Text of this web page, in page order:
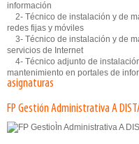
información
2- Técnico de instalación y de
redes fijas y móviles
3- Técnico de instalación y de
servicios de Internet
4- Técnico adjunto de
mantenimiento en portales de
asignaturas
FP Gestión Administrativa A